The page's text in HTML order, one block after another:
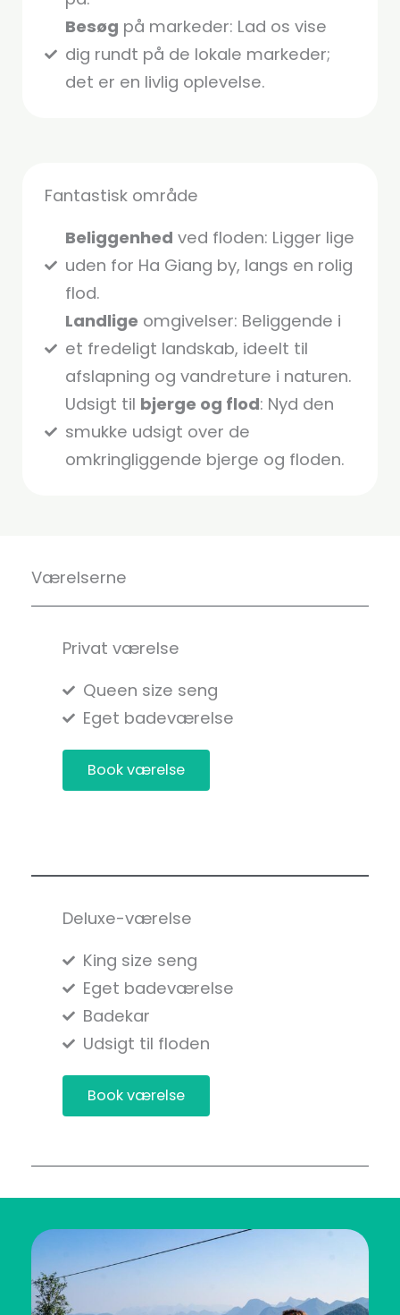
Besøg på markeder: Lad os vise
dig rundt på de lokale markeder;
det er en livlig oplevelse.
Fantastisk område
Beliggenhed ved floden: Ligger lige
uden for Ha Giang by, langs en rolig
flod.
Landlige omgivelser: Beliggende i
et fredeligt landskab, ideelt til
afslapning og vandreture i naturen.
Udsigt til bjerge og flod: Nyd den
smukke udsigt over de
omkringliggende bjerge og floden.
Værelserne
Privat værelse
Queen size seng
Eget badeværelse
Book værelse
Deluxe-værelse
King size seng
Eget badeværelse
Badekar
Udsigt til floden
Book værelse